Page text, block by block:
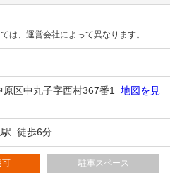
は、運営会社によって異なります。
原区中丸子字西村367番1 地図を見
徒歩6分
可 駐車スペース